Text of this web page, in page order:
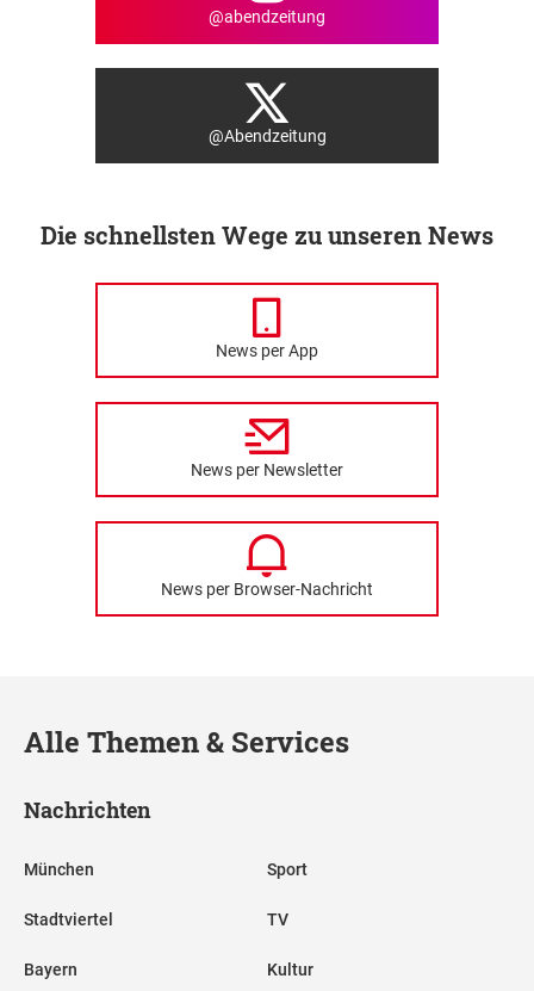
@abendzeitung
@Abendzeitung
Die schnellsten Wege zu unseren News
News per App
News per Newsletter
News per Browser-Nachricht
Alle Themen & Services
Nachrichten
München
Stadtviertel
Bayern
Sport
TV
Kultur